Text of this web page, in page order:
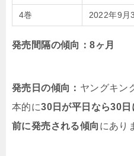
4巻 2022年9月
発売間隔の傾向：8ヶ月
発売日の傾向： ヤングキン
本的に30日が平日なら30日
前に発売される傾向 にあり